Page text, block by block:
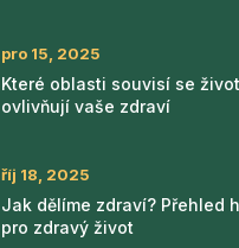
pro 15, 2025
Které oblasti souvisí se
ovlivňují vaše zdraví
říj 18, 2025
Jak dělíme zdraví? Přehled
pro zdravý život